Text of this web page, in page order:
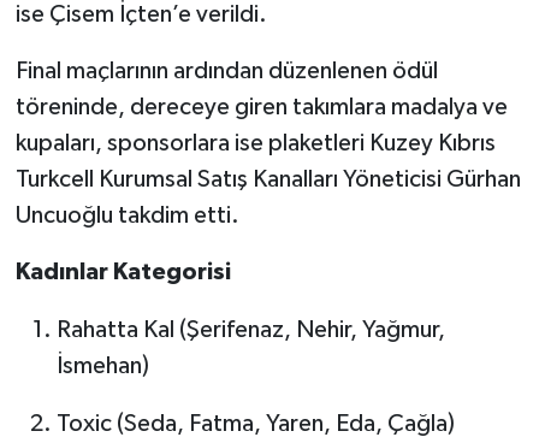
ise Çisem İçten’e verildi.
Final maçlarının ardından düzenlenen ödül
töreninde, dereceye giren takımlara madalya ve
kupaları, sponsorlara ise plaketleri Kuzey Kıbrıs
Turkcell Kurumsal Satış Kanalları Yöneticisi Gürhan
Uncuoğlu takdim etti.
Kadınlar Kategorisi
Rahatta Kal (Şerifenaz, Nehir, Yağmur,
İsmehan)
Toxic (Seda, Fatma, Yaren, Eda, Çağla)